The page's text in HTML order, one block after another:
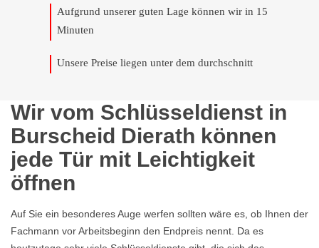
Aufgrund unserer guten Lage können wir in 15
Minuten
Unsere Preise liegen unter dem durchschnitt
Wir vom Schlüsseldienst in
Burscheid Dierath können
jede Tür mit Leichtigkeit
öffnen
Auf Sie ein besonderes Auge werfen sollten wäre es, ob Ihnen der
Fachmann vor Arbeitsbeginn den Endpreis nennt. Da es